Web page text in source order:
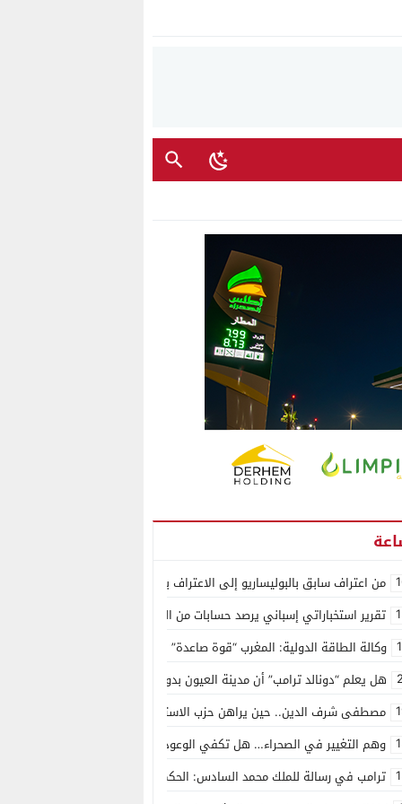
من اعتراف سابق بالبوليساريو إلى الاعتراف بسيادة المغرب على الصحراء..
تقرير استخباراتي إسباني يرصد حسابات من الجزائر وأرقاما بـ”213+” ضمن حملة رقمية منظمة حرّضت على اقتحام سبتة
وكالة الطاقة الدولية: المغرب “قوة صاعدة” في سوق المعادن الاستراتيجية
هل يعلم “دونالد ترامب” أن مدينة العيون بدون ماء؟
مصطفى شرف الدين.. حين يراهن حزب الاستقلال على الكفاءة ويمنح الشباب
وهم التغيير في الصحراء… هل تكفي الوعود الفارغة لصناعة الواقع؟
ترامب في رسالة للملك محمد السادس: الحكم الذاتي هو الأساس الوحيد لحل